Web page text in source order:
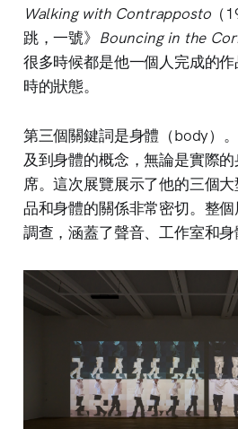
Walking with Contrapposto（
跳，一號》 Bouncing in the
很多時候都是他一個人完成的
時的狀態。
第三個關鍵詞是身體（body）
及到身體的概念，無論是實際
席。這次展覽展示了他的三個
品和身體的關係非常密切。整
調查，涵蓋了聲音、工作室和身